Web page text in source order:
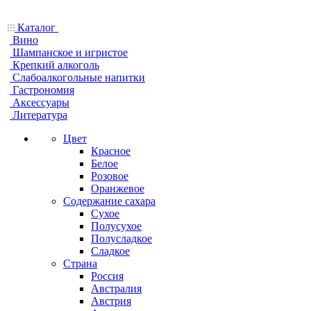
Каталог
Вино
Шампанское и игристое
Крепкий алкоголь
Слабоалкогольные напитки
Гастрономия
Аксессуары
Литература
Цвет
Красное
Белое
Розовое
Оранжевое
Содержание сахара
Сухое
Полусухое
Полусладкое
Сладкое
Страна
Россия
Австралия
Австрия